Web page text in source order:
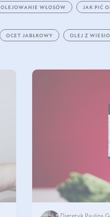
OLEJOWANIE WŁOSÓW JAK PIĆ
OCET JABŁKOWY OLEJ Z